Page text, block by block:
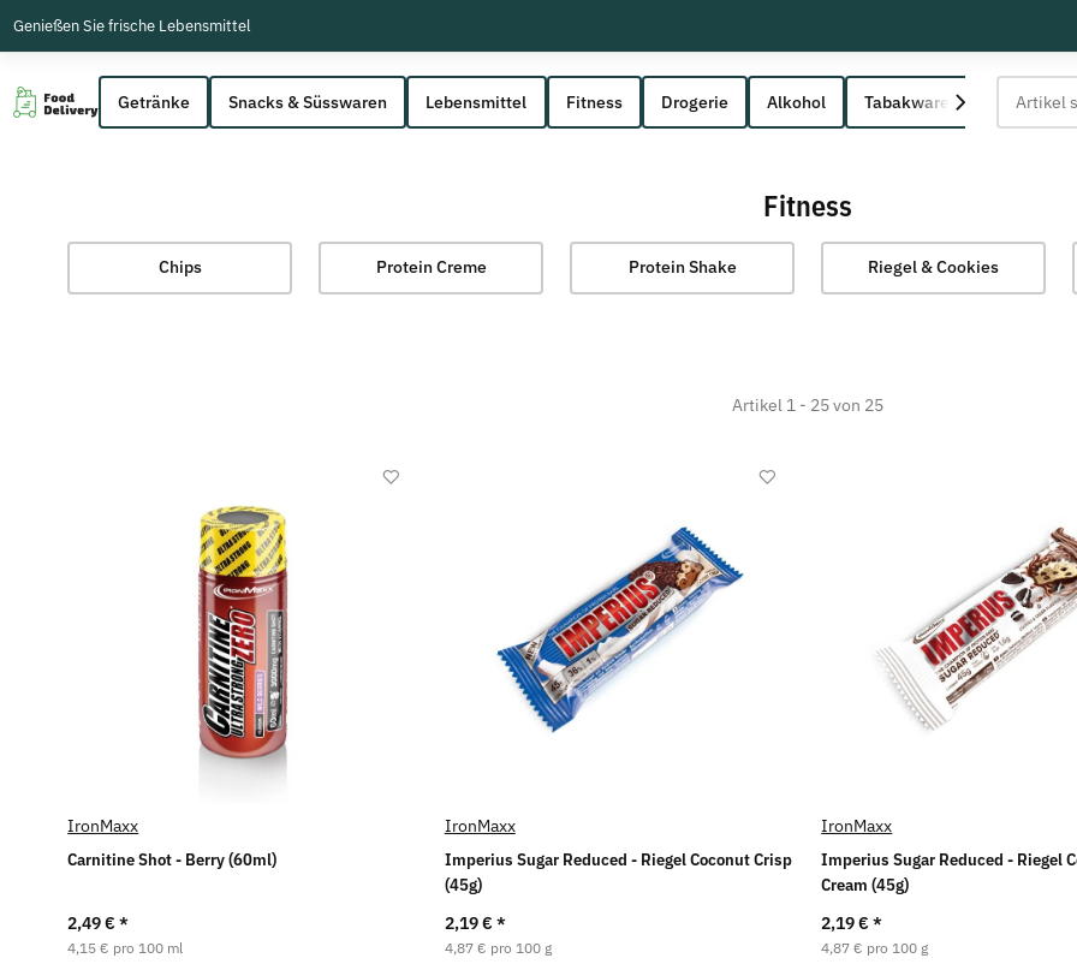
Genießen Sie frische Lebensmittel
Getränke Snacks & Süsswaren Lebensmittel Fitness Drogerie Alkohol Tabakwaren
Fitness
Chips Protein Creme Protein Shake Riegel & Cookies
Artikel 1 - 25 von 25
IronMaxx
Carnitine Shot - Berry (60ml)
2,49 €*
4,15 € pro 100 ml
IronMaxx
Imperius Sugar Reduced - Riegel Coconut Crisp
(45g)
2,19 € *
4,87 € pro 100 g
IronMaxx
Imperius Sugar Reduced - Riegel
Cream (45g)
2,19 €*
4,87 € pro 100 g